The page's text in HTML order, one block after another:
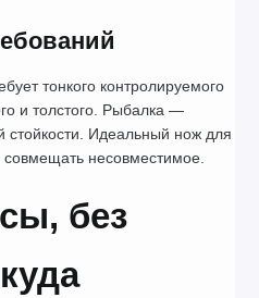
тонкого контролируемого
и толстого. Рыбалка —
стойкости. Идеальный нож для
несовместимое.
без